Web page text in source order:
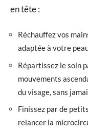
en tête :
Réchauffez vos
adaptée à votre
Répartissez le soin
mouvements
du visage, sans
Finissez par de
relancer la